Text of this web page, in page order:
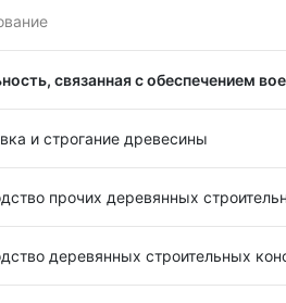
связанная с обеспечением
и строгание древесины
прочих деревянных
деревянных строительных